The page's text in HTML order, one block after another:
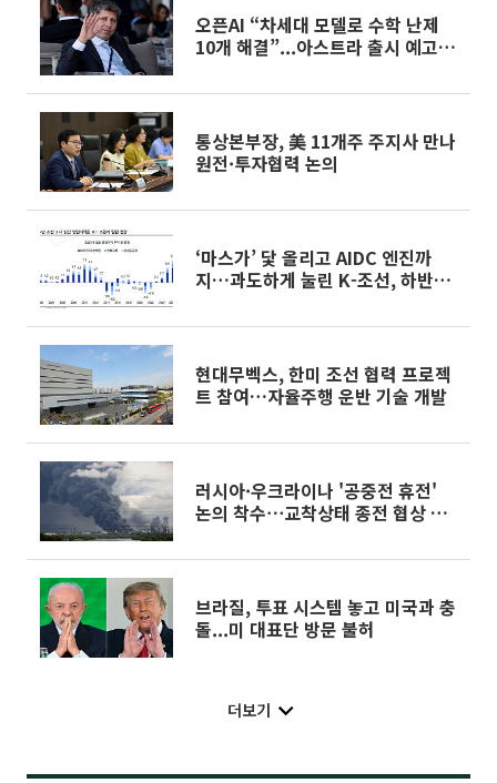
오픈AI “차세대 모델로 수학 난제
10개 해결”...아스트라 출시 예고
통상본부장, 美 11개주 주지사 만나
원전·투자협력 논의
‘마스가’ 닻 올리고 AIDC 엔진까
지…과도하게 눌린 K-조선, 하반기
현대무벡스, 한미 조선 협력 프로젝
트 참여…자율주행 운반 기술 개발
러시아·우크라이나 '공중전 휴전'
논의 착수⋯교착상태 종전 협상 돌
브라질, 투표 시스템 놓고 미국과 충
돌...미 대표단 방문 불허
더보기